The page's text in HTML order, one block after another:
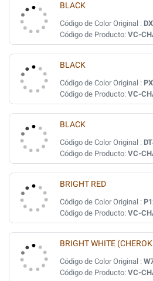
BLACK
Código de Color Original :
Código de Producto: VC-
BLACK
Código de Color Original :
Código de Producto: VC-
BLACK
Código de Color Original :
Código de Producto: VC-
BRIGHT RED
Código de Color Original :
Código de Producto: VC-
BRIGHT WHITE
Código de Color Original :
Código de Producto: VC-